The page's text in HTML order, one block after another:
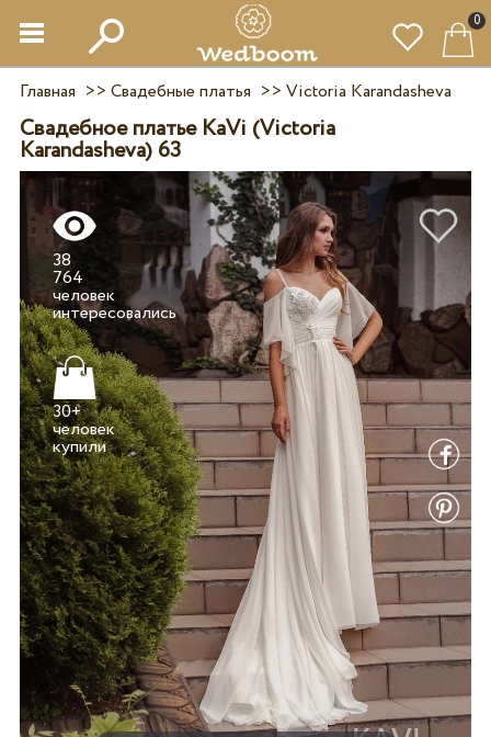
0
Главная >> Свадебные платья >> Victoria Karandasheva
Свадебное платье KaVi (Victoria
Karandasheva) 63
38
764
человек
интересовались
30+
человек
купили